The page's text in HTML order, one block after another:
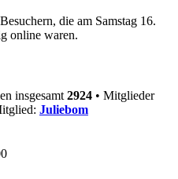
Besuchern, die am Samstag 16.
online waren.
insgesamt 2924 • Mitglieder
Juliebom